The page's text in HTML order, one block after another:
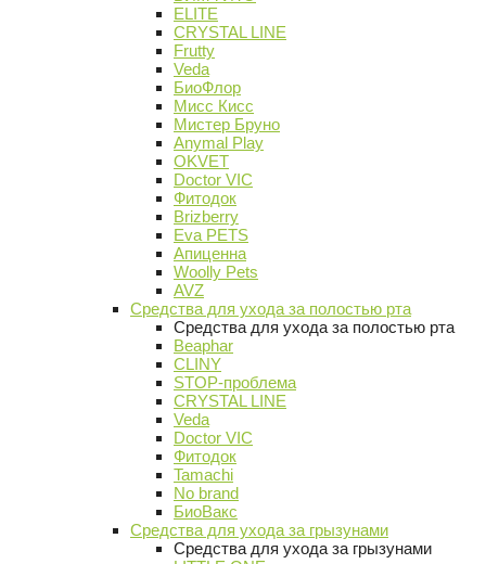
ELITE
CRYSTAL LINE
Frutty
Veda
БиоФлор
Мисс Кисс
Мистер Бруно
Anymal Play
OKVET
Doctor VIC
Фитодок
Brizberry
Eva PETS
Апиценна
Woolly Pets
AVZ
Средства для ухода за полостью рта
Средства для ухода за полостью рта
Beaphar
CLINY
STOP-проблема
CRYSTAL LINE
Veda
Doctor VIC
Фитодок
Tamachi
No brand
БиоВакс
Средства для ухода за грызунами
Средства для ухода за грызунами